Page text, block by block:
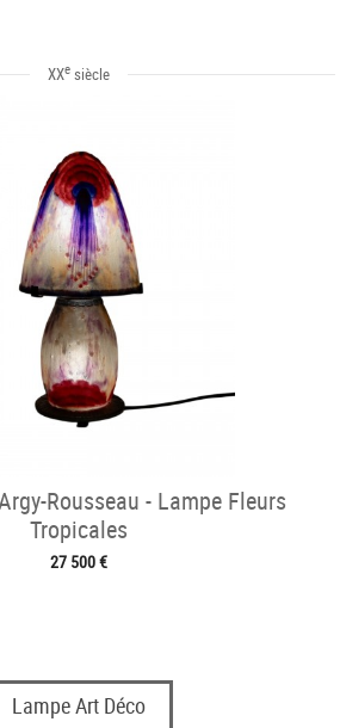
XXesiècle
Rousseau - Lampe Fleurs
Tropicales
27 500 €
Lampe Art Déco